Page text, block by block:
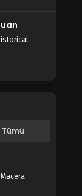
-
,
Tümü
Macera